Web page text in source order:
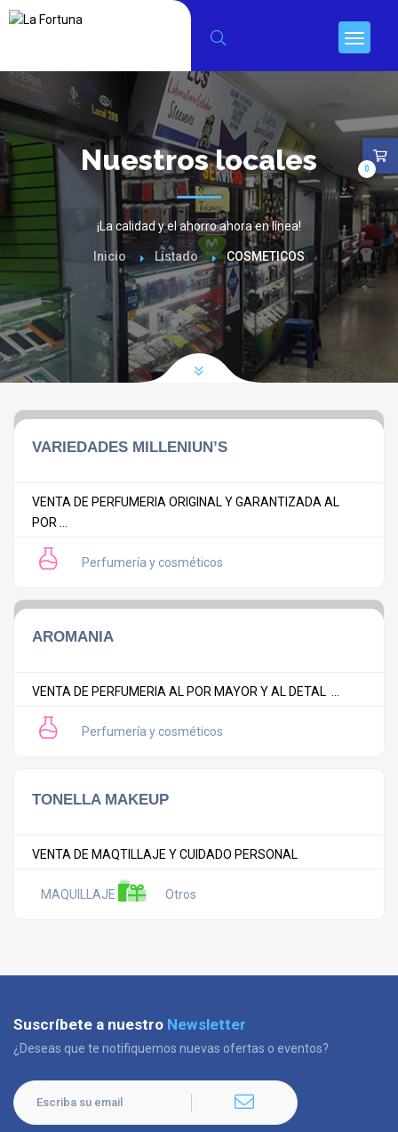
Nuestros locales
¡La calidad y el ahorro ahora en línea!
Inicio Listado COSMETICOS
VARIEDADES MILLENIUN’S
VENTA DE PERFUMERIA ORIGINAL Y GARANTIZADA AL
POR ...
Perfumería y cosméticos
AROMANIA
VENTA DE PERFUMERIA AL POR MAYOR Y AL DETAL ...
Perfumería y cosméticos
TONELLA MAKEUP
VENTA DE MAQTILLAJE Y CUIDADO PERSONAL
MAQUILLAJE Otros
0
Suscríbete a nuestro Newsletter
¿Deseas que te notifiquemos nuevas ofertas o eventos?